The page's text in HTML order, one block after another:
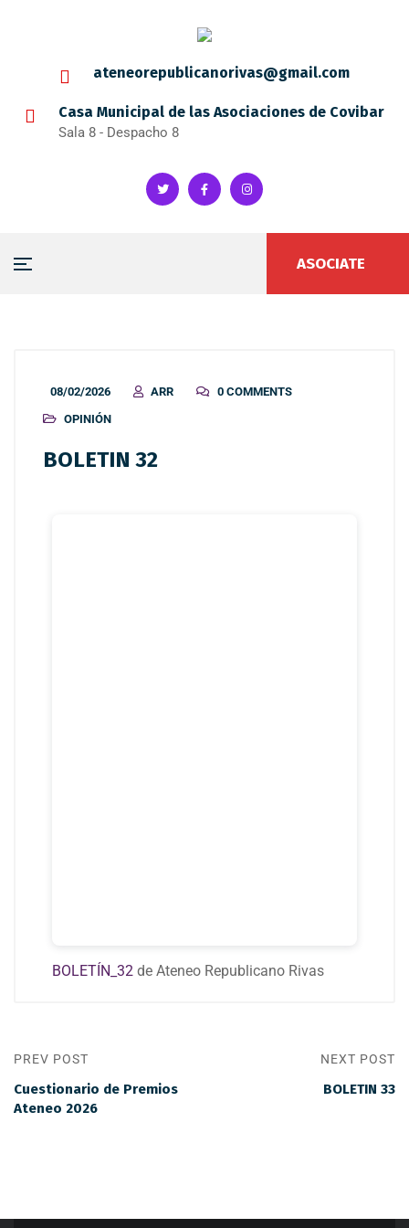
ateneorepublicanorivas@gmail.com
Casa Municipal de las Asociaciones de Covibar
Sala 8 - Despacho 8
ASOCIATE
08/02/2026 ARR
0 COMMENTS
OPINIÓN
BOLETIN 32
BOLETÍN_32 de Ateneo Republicano Rivas
PREV POST
Cuestionario de Premios
Ateneo 2026
NEXT POST
BOLETIN 33